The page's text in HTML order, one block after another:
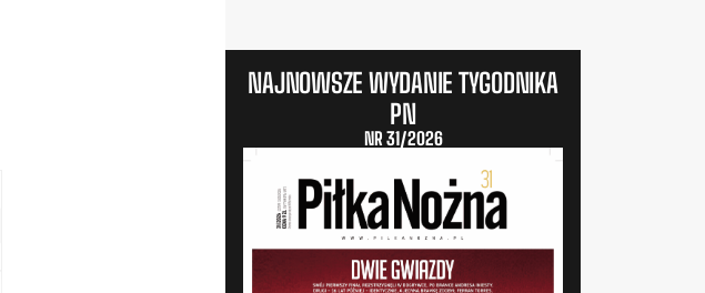
NAJNOWSZE WYDANIE TYGODNIKA
PN
NR 31/2026